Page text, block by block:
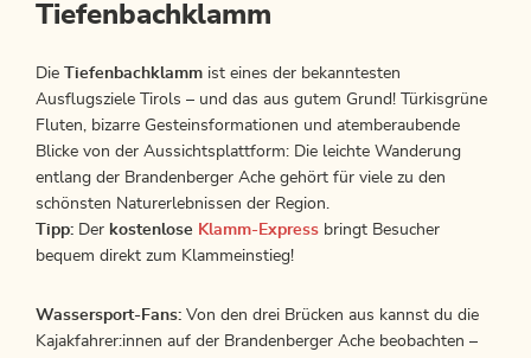
Tiefenbachklamm
Die Tiefenbachklamm ist eines der bekanntesten
Ausflugsziele Tirols – und das aus gutem Grund! Türkisgrüne
Fluten, bizarre Gesteinsformationen und atemberaubende
Blicke von der Aussichtsplattform: Die leichte Wanderung
entlang der Brandenberger Ache gehört für viele zu den
schönsten Naturerlebnissen der Region.
Tipp: Der kostenlose Klamm-Express bringt Besucher
bequem direkt zum Klammeinstieg!
Wassersport-Fans: Von den drei Brücken aus kannst du die
Kajakfahrer:innen auf der Brandenberger Ache beobachten –